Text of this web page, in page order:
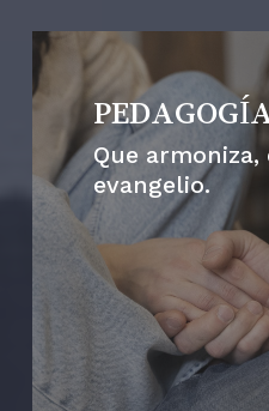
Que
evangelio.